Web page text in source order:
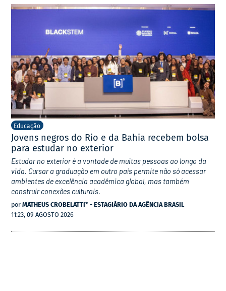
Educação
Jovens negros do Rio e da Bahia recebem bolsa
para estudar no exterior
Estudar no exterior é a vontade de muitas pessoas ao longo da
vida. Cursar a graduação em outro país permite não só acessar
ambientes de excelência acadêmica global, mas também
construir conexões culturais.
por MATHEUS CROBELATTI* - ESTAGIÁRIO DA AGÊNCIA BRASIL
11:23, 09 AGOSTO 2026